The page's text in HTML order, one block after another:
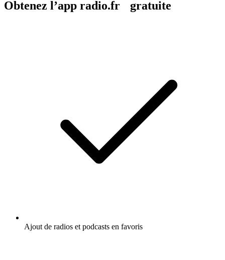
Obtenez l’app radio.fr gratuite
Ajout de radios et podcasts en favoris